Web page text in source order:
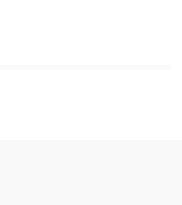
до 3 лет.